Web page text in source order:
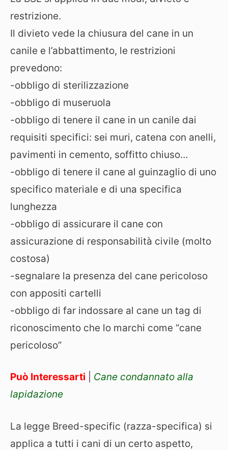
restrizione.
Il divieto vede la chiusura del cane in un
canile e l’abbattimento, le restrizioni
prevedono:
-obbligo di sterilizzazione
-obbligo di museruola
-obbligo di tenere il cane in un canile dai
requisiti specifici: sei muri, catena con anelli,
pavimenti in cemento, soffitto chiuso…
-obbligo di tenere il cane al guinzaglio di uno
specifico materiale e di una specifica
lunghezza
-obbligo di assicurare il cane con
assicurazione di responsabilità civile (molto
costosa)
-segnalare la presenza del cane pericoloso
con appositi cartelli
-obbligo di far indossare al cane un tag di
riconoscimento che lo marchi come “cane
pericoloso”
Può Interessarti
Cane condannato alla
lapidazione
La legge Breed-specific (razza-specifica) si
applica a tutti i cani di un certo aspetto,